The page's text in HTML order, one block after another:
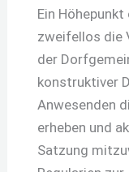
Ein
zweifellos die
der
konstruktiver
Anwesenden
erheben und
Satzung